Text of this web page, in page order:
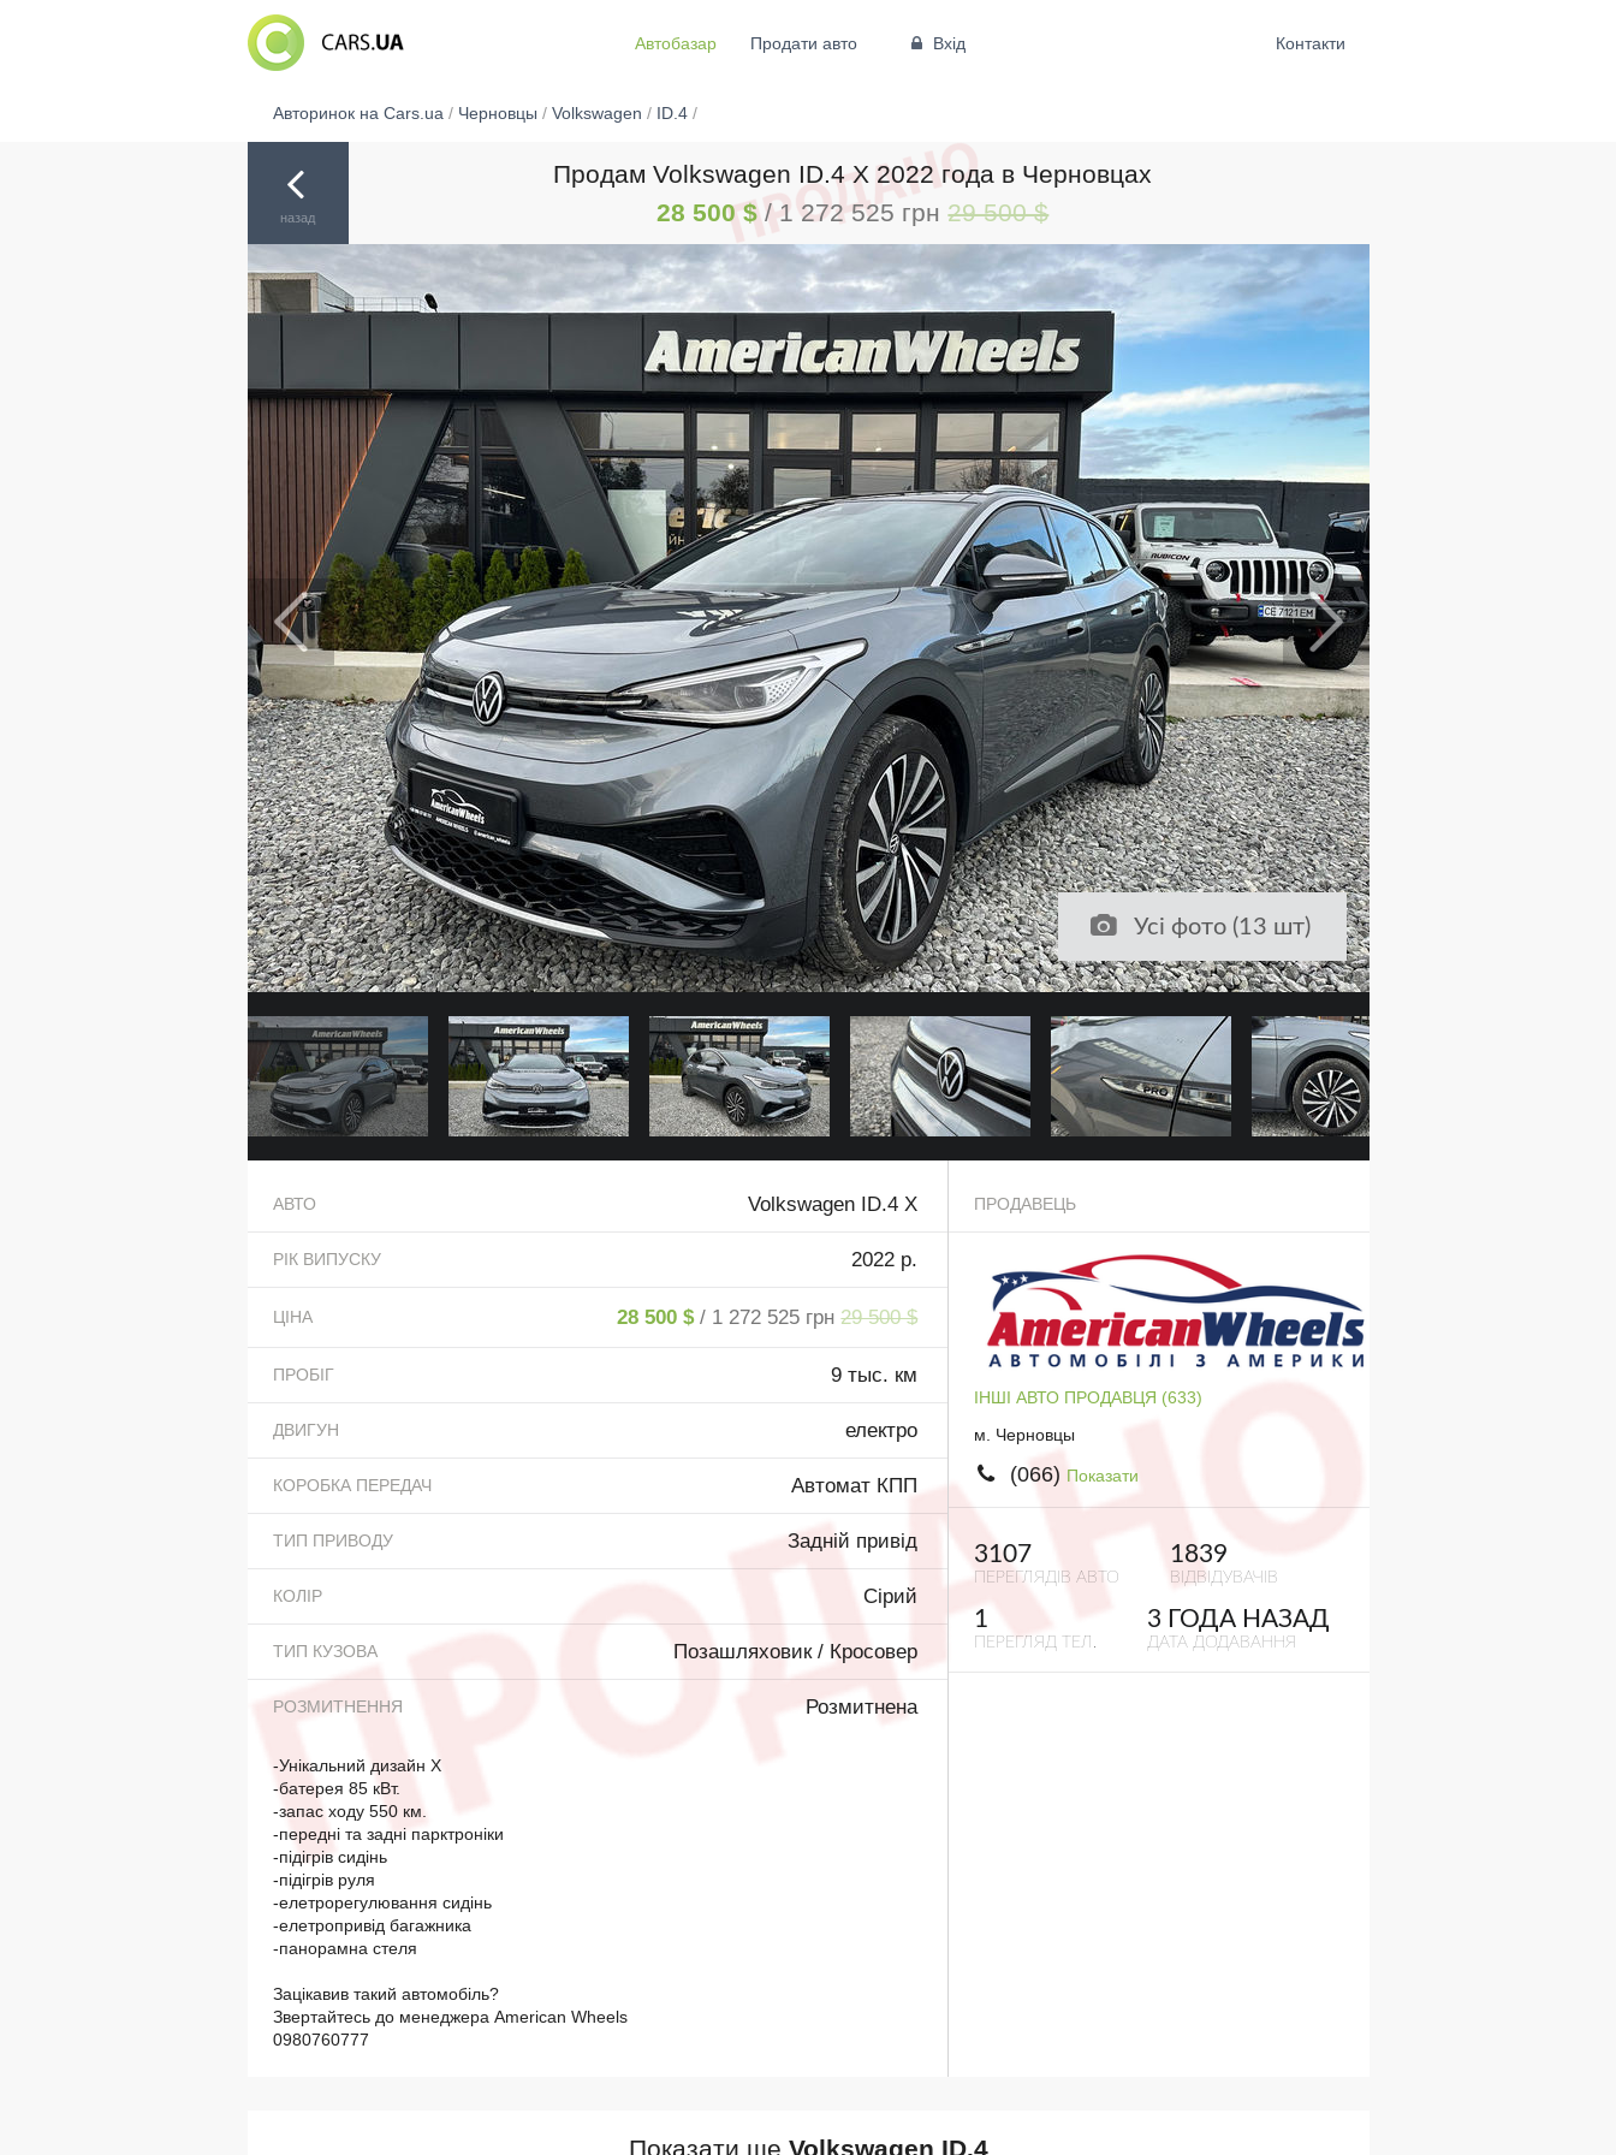
Автобазар Продати авто Вхід Контакти
Авторинок на Cars.ua / Черновцы / Volkswagen / ID.4/
назад
Продам Volkswagen ID.4 Х 2022 года в Черновцах
28 500 $ / 1 272 525 грн 29 500 $
Усі фото (13 шт)
АВТО Volkswagen ID.4 Х
РІК ВИПУСКУ 2022 р.
ЦІНА 28 500 $ / 1 272 525 грн 29 500 $
ПРОБІГ 9 тыс. км
ДВИГУН електро
КОРОБКА ПЕРЕДАЧ Автомат КПП
ТИП ПРИВОДУ Задній привід
КОЛІР Сірий
ТИП КУЗОВА Позашляховик / Кросовер
РОЗМИТНЕННЯ Розмитнена
-Унікальний дизайн Х
-батерея 85 кВт.
-запас ходу 550 км.
-передні та задні парктроніки
-підігрів сидінь
-підігрів руля
-елетрорегулювання сидінь
-елетропривід багажника
-панорамна стеля
Зацікавив такий автомобіль?
Звертайтесь до менеджера American Wheels
0980760777
ПРОДАВЕЦЬ
ІНШІ АВТО ПРОДАВЦЯ (633)
м. Черновцы
(066) Показати
3107
ПЕРЕГЛЯДІВ АВТО
1839
ВІДВІДУВАЧІВ
1
ПЕРЕГЛЯД ТЕЛ.
3 ГОДА НАЗАД
ДАТА ДОДАВАННЯ
Показати ще Volkswagen ID.4